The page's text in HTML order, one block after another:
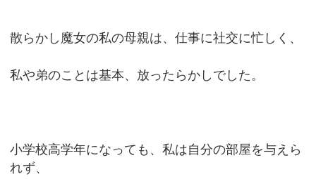
散らかし魔女の私の母親は、仕事に社交に忙しく、
私や弟のことは基本、放ったらかしでした。
小学校高学年になっても、私は自分の部屋を与えら
れず、